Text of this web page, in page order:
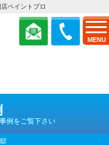
MENU
ペイントプロ
例をご覧下さい